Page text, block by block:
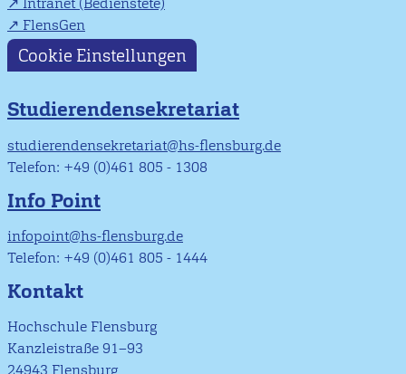
FlensGen
Cookie Einstellungen
Studierendensekretariat
studierendensekretariat@hs-flensburg.de
Telefon: +49 (0)461 805 - 1308
Info Point
infopoint@hs-flensburg.de
Telefon: +49 (0)461 805 - 1444
Kontakt
Hochschule Flensburg
Kanzleistraße 91–93
24943 Flensburg